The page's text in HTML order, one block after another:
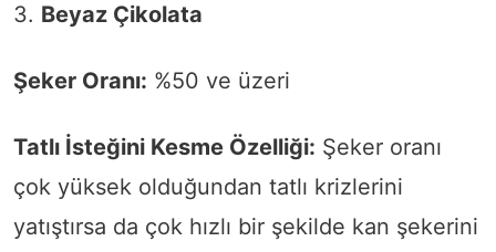
3. Beyaz Çikolata
Şeker Oranı: %50 ve üzeri
Tatlı İsteğini Kesme Özelliği: Şeker oranı
çok yüksek olduğundan tatlı krizlerini
yatıştırsa da çok hızlı bir şekilde kan şekerini